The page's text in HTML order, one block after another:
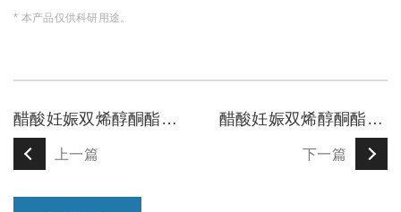
* 本产品仅供科研用途。
醋酸妊娠双烯醇酮酯杂质I
上一篇
醋酸妊娠双烯醇酮酯杂质G
下一篇